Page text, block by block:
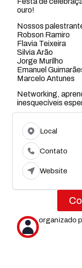
ouro!
Nossos
Robson Ramiro
Flavia Teixeira
Silvia Arão
Jorge Murílho
Emanuel
Marcelo Antunes
Networking,
inesquecíveis
Local
Contato
Website
organizado